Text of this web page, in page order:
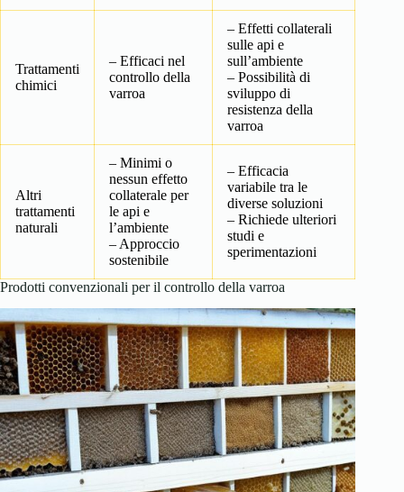
Trattamenti
chimici
– Efficaci nel
controllo della
varroa
– Effetti collaterali
sulle api e
sull’ambiente
– Possibilità di
sviluppo di
resistenza della
varroa
Altri
trattamenti
naturali
– Minimi o
nessun effetto
collaterale per
le api e
l’ambiente
– Approccio
sostenibile
– Efficacia
variabile tra le
diverse soluzioni
– Richiede ulteriori
studi e
sperimentazioni
Prodotti convenzionali per il controllo della varroa